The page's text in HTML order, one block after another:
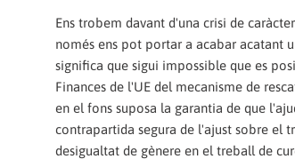
Ens trobem davant d'una crisi de
només ens pot portar a acabar acatant
significa que sigui impossible que es
Finances de l'UE del mecanisme de
en el fons suposa la garantia de que
contrapartida segura de l'ajust sobre el
desigualtat de gènere en el treball de